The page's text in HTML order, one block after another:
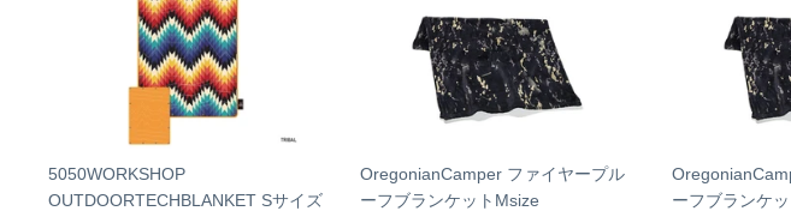
5050WORKSHOP
OUTDOORTECHBLANKET Sサイズ
OregonianCamper ファイヤープル
ーフブランケットMsize
ーフブランケ